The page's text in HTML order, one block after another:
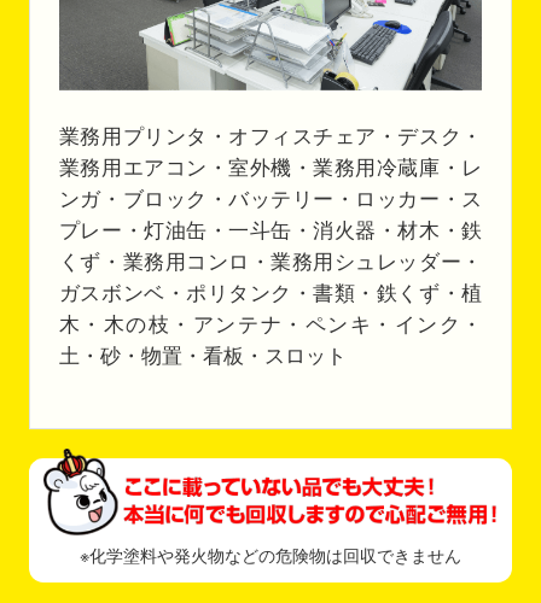
業務用プリンタ・オフィスチェア・デスク・
業務用エアコン・室外機・業務用冷蔵庫・レ
ンガ・ブロック・バッテリー・ロッカー・ス
プレー・灯油缶・一斗缶・消火器・材木・鉄
くず・業務用コンロ・業務用シュレッダー・
ガスボンベ・ポリタンク・書類・鉄くず・植
木・木の枝・アンテナ・ペンキ・インク・
土・砂・物置・看板・スロット
※化学塗料や発火物などの危険物は回収できません